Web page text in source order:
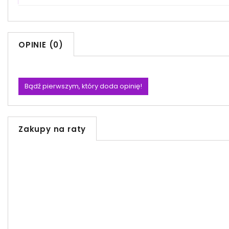
OPINIE (0)
Bądź pierwszym, który doda opinię!
Zakupy na raty